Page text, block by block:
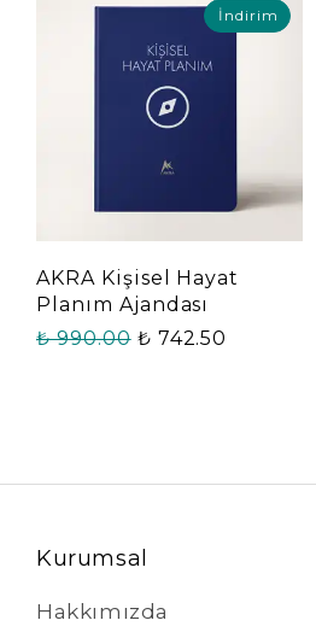
İndirim
AKRA Kişisel Hayat
Planım Ajandası
₺ 990.00 ₺ 742.50
Kurumsal
Hakkımızda